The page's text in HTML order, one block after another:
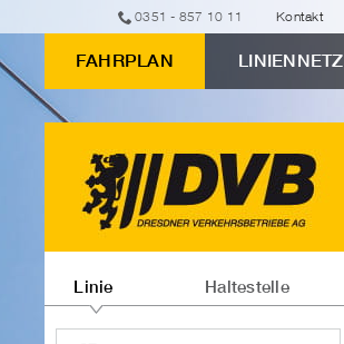
Verbindungssuche
Linienfahrpläne
"Linienfahrpläne"
0351 - 857 10 11 Kontakt
FAHRPLAN LINIENNETZ
oder
Haltestelleninformationen
abfragen
Linie Haltestelle